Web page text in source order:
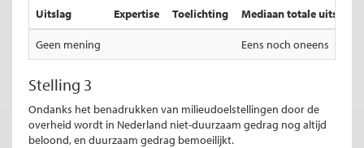
Uitslag
Expertise Toelichting Mediaan totale uitslag
Geen mening Eens noch oneens
Stelling 3
Ondanks het benadrukken van milieudoelstellingen door de
overheid wordt in Nederland niet-duurzaam gedrag nog altijd
beloond, en duurzaam gedrag bemoeilijkt.